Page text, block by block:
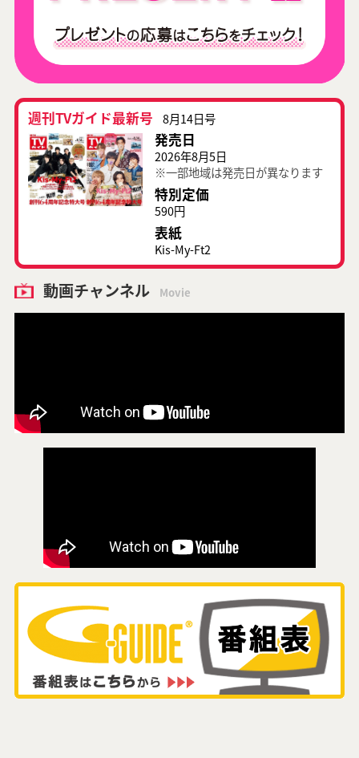
週刊TVガイド最新号 8月14日号
発売日
2026年8月5日
※一部地域は発売日が異なります
特別定価
590円
表紙
Kis-My-Ft2
動画チャンネル Movie